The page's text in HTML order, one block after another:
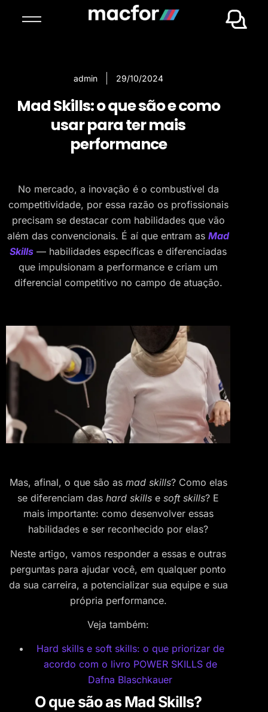
admin 29/10/2024
Mad Skills: o que são e como
usar para ter mais
performance
No mercado, a inovação é o combustível da
competitividade, por essa razão os profissionais
precisam se destacar com habilidades que vão
além das convencionais. É aí que entram as Mad
Skills — habilidades específicas e diferenciadas
que impulsionam a performance e criam um
diferencial competitivo no campo de atuação.
Mas, afinal, o que são as mad skills? Como elas
se diferenciam das hard skills e soft skills? E
mais importante: como desenvolver essas
habilidades e ser reconhecido por elas?
Neste artigo, vamos responder a essas e outras
perguntas para ajudar você, em qualquer ponto
da sua carreira, a potencializar sua equipe e sua
própria performance.
Veja também:
Hard skills e soft skills: o que priorizar de
acordo com o livro POWER SKILLS de
Dafna Blaschkauer
O que são as Mad Skills?